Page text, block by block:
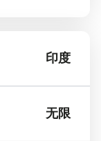
印度
无限